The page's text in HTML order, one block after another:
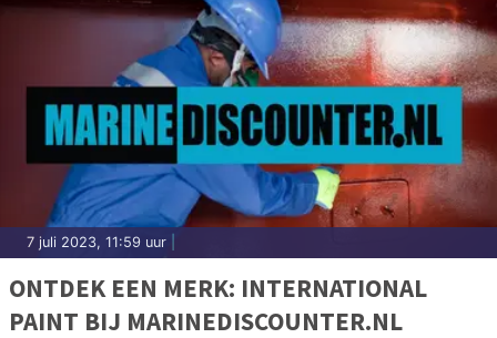
7 juli 2023, 11:59 uur
ONTDEK EEN MERK: INTERNATIONAL
PAINT BIJ MARINEDISCOUNTER.NL